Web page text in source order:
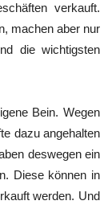
verkauft.
machen aber nur
die wichtigsten
Bein. Wegen
dazu angehalten
deswegen ein
Diese können in
werden. Und